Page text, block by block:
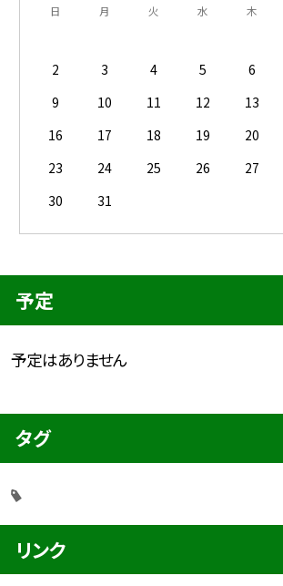
日 月 火 水 木
2
3 4 5 6
9
10 11 12 13
16
17 18 19 20
23
24 25 26 27
30
31
予定
予定はありません
タグ
リンク